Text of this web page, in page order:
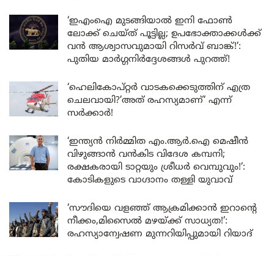
‘ഇഎംഐ മുടങ്ങിയാൽ ഇനി ഫോൺ
ലോക്ക് ചെയ്ത് പൂട്ടില്ല; ഉപഭോക്താക്കൾക്ക്
വൻ ആശ്വാസവുമായി റിസർവ് ബാങ്ക്!’:
പുതിയ മാർഗ്ഗനിർദ്ദേശങ്ങൾ പുറത്ത്!
‘ഹെലികോപ്റ്റർ വാടകക്കെടുത്തിന് എത്ര
ചെലവായി?’അത് രഹസ്യമാണ്’ എന്ന്
സർക്കാർ!
‘ഇന്ത്യൻ നിർമ്മിത എം.ആർ.ഐ മെഷീൻ
വിഴുങ്ങാൻ വൻകിട വിദേശ കമ്പനി;
രക്ഷകരായി ടാറ്റയും ശ്രീധർ വെമ്പുവും!’:
കോടികളുടെ വാഗ്ദാനം തള്ളി യുവാവ്
‘സൗദിയെ വളഞ്ഞ് ആക്രമിക്കാൻ ഇറാന്റെ
നീക്കം,മിസൈൽ മഴയ്ക്ക് സാധ്യത!’:
രഹസ്യാന്വേഷണ മുന്നറിയിപ്പുമായി റിയാദ്